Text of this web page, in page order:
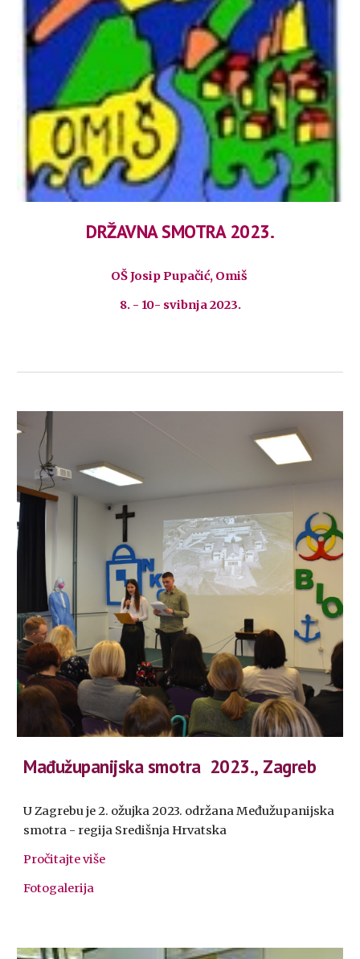
DRŽAVNA SMOTRA 2023.
OŠ Josip Pupačić, Omiš
8. - 10- svibnja 2023.
Mađužupanijska smotra 2023., Zagreb
U Zagrebu je 2. ožujka 2023. održana Međužupanijska
smotra - regija Središnja Hrvatska
Pročitajte više
Fotogalerija